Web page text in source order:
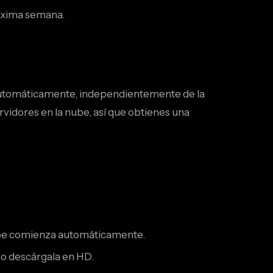
semana.
independientemente de la
en la nube, así que obtienes una
comienza automáticamente.
descárgala en HD.